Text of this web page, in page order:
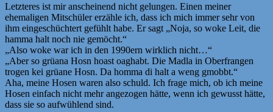
Letzteres ist mir anscheinend nicht gelungen. Einen meiner
ehemaligen Mitschüler erzähle ich, dass ich mich immer sehr von
ihm eingeschüchtert gefühlt habe. Er sagt „Noja, so woke Leit, die
hamma halt noch nie gemöcht.“
„Also woke war ich in den 1990ern wirklich nicht…“
„Aber so grüana Hosn hoast oaghabt. Die Madla in Oberfrangen
trogen kei grüane Hosn. Da homma di halt a weng gmobbt.“
Aha, meine Hosen waren also schuld. Ich frage mich, ob ich meine
Hosen einfach nicht mehr angezogen hätte, wenn ich gewusst hätte,
dass sie so aufwühlend sind.